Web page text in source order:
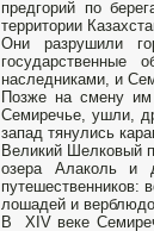
предгорий по
территории
Они разрушили
наследниками, и
Позже на смену
Семиречье, ушли,
запад тянулись
Великий Шелковый
озера Алаколь и
путешественников:
лошадей и
В XIV веке